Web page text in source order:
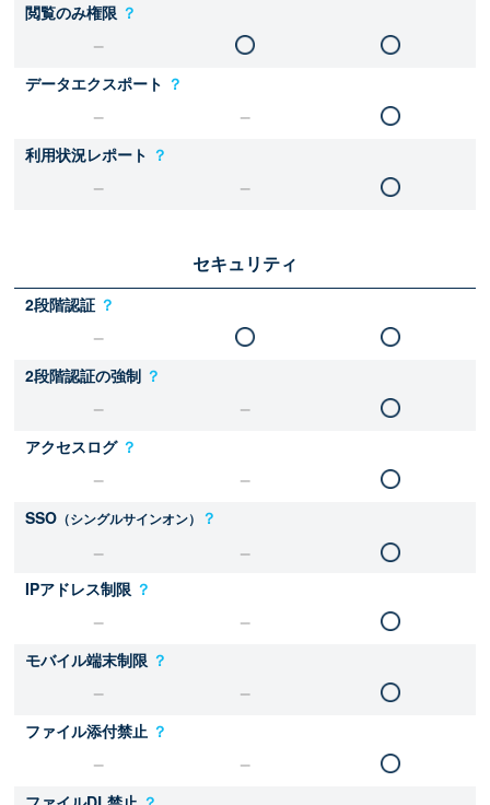
閲覧のみ権限 ？
データエクスポート ？
利用状況レポート ？
セキュリティ
2段階認証 ？
2段階認証の強制 ？
アクセスログ ？
SSO （シングルサインオン） ？
IPアドレス制限 ？
モバイル端末制限 ？
ファイル添付禁止 ？